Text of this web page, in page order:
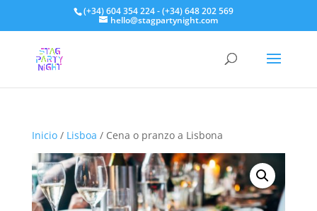
(+34) 604 354 224 - (+34) 648 202 569
hello@stagpartynight.com
Inicio/ Lisboa / Cena o pranzo a Lisbona